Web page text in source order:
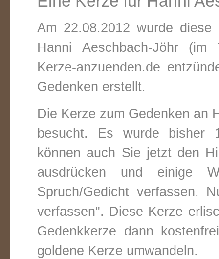
Am 22.08.2012 wurde
Hanni Aeschbach-Jöhr (im
Kerze-anzuenden.de
Gedenken erstellt.
Die Kerze zum Gedenken an
besucht. Es wurde bisher
können auch Sie jetzt den
ausdrücken und einige
Spruch/Gedicht verfassen.
verfassen". Diese Kerze
Gedenkkerze dann
goldene Kerze umwandeln.